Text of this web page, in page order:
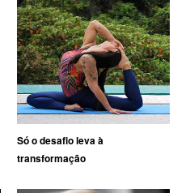
Só o desafio leva à
transformação